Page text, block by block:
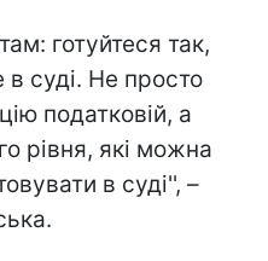
готуйтеся так,
в суді. Не просто
податковій, а
рівня, які можна
в суді'', –